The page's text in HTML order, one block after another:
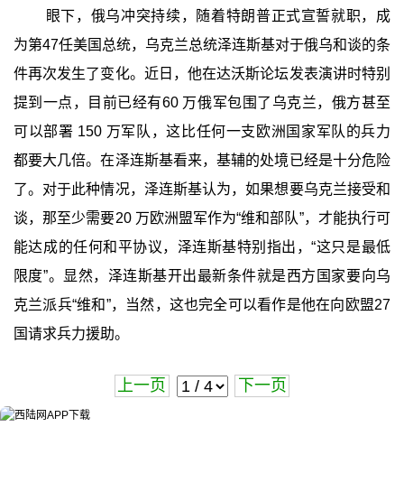
眼下，俄乌冲突持续，随着特朗普正式宣誓就职，成
为第47任美国总统，乌克兰总统泽连斯基对于俄乌和谈的条
件再次发生了变化。近日，他在达沃斯论坛发表演讲时特别
提到一点，目前已经有60 万俄军包围了乌克兰，俄方甚至
可以部署 150 万军队，这比任何一支欧洲国家军队的兵力
都要大几倍。在泽连斯基看来，基辅的处境已经是十分危险
了。对于此种情况，泽连斯基认为，如果想要乌克兰接受和
谈，那至少需要20 万欧洲盟军作为“维和部队”，才能执行可
能达成的任何和平协议，泽连斯基特别指出，“这只是最低
限度”。显然，泽连斯基开出最新条件就是西方国家要向乌
克兰派兵“维和”，当然，这也完全可以看作是他在向欧盟27
国请求兵力援助。
上一页 下一页